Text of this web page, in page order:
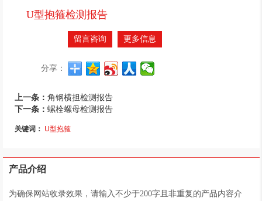
U型抱箍检测报告
留言咨询 更多信息
分享：
上一条： 角钢横担检测报告
下一条： 螺栓螺母检测报告
关键词： U型抱箍
产品介绍
为确保网站收录效果，请输入不少于200字且非重复的产品内容介